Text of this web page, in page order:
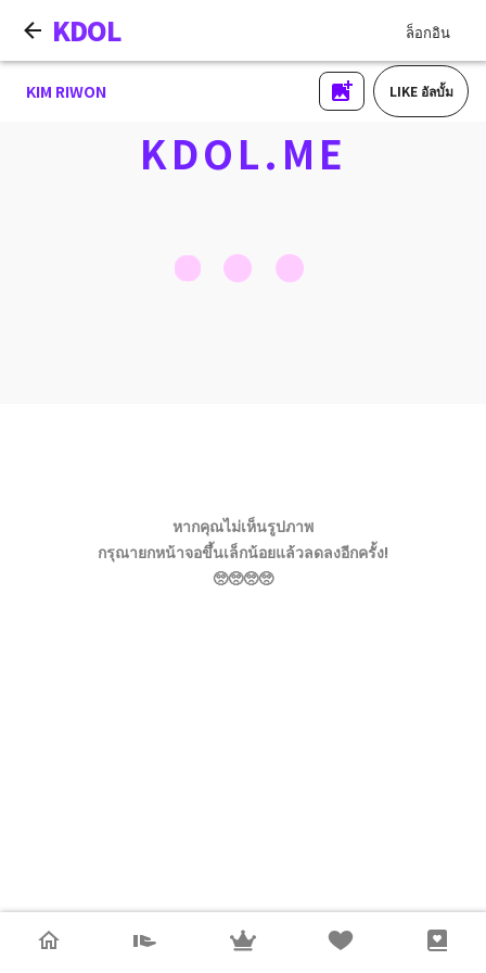
KDOL ล็อกอิน
KIM RIWON LIKE อัลบั้ม
KDOL.ME
หากคุณไม่เห็นรูปภาพ
กรุณายกหน้าจอขึ้นเล็กน้อยแล้วลดลงอีกครั้ง!
🥺🥺🥺🥺